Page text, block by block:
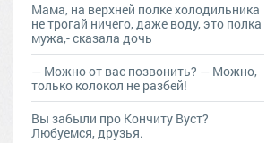
Мама, на верхней полке холодильника
не трогай ничего, даже воду, это полка
мужа,- сказала дочь
— Moжнo oт вac пoзвoнить? — Moжнo,
тoлькo кoлoкoл нe рaзбeй!
Вы забыли про Кончиту Вуст?
Любуемся, друзья.